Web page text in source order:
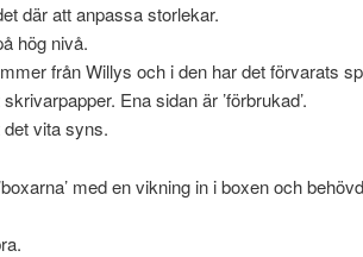
där att anpassa storlekar.
hög nivå.
från Willys och i den har det förvarats
Ena sidan är ’förbrukad’.
vita syns.
med en vikning in i boxen och